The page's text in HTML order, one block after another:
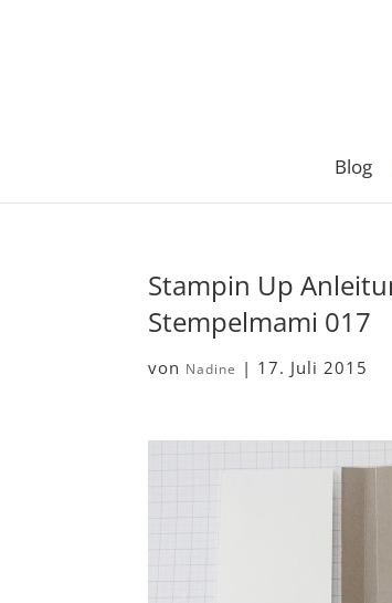
Blog
Stampin Up
Stempelmami 017
von Nadine | 17. Juli 2015